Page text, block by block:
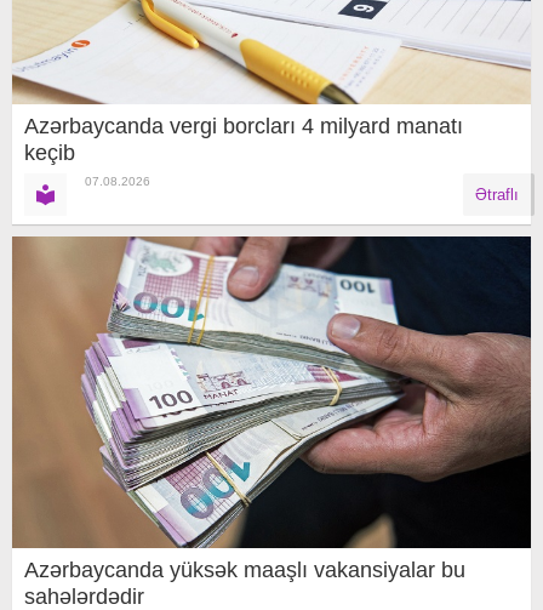
Azərbaycanda vergi borcları 4 milyard manatı
keçib
07.08.2026
Ətraflı
Azərbaycanda yüksək maaşlı vakansiyalar bu
sahələrdədir